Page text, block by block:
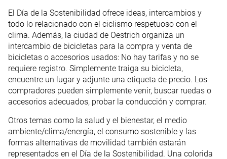
El Día de la Sostenibilidad ofrece ideas, intercambios y
todo lo relacionado con el ciclismo respetuoso con el
clima. Además, la ciudad de Oestrich organiza un
intercambio de bicicletas para la compra y venta de
bicicletas o accesorios usados: No hay tarifas y no se
requiere registro. Simplemente traiga su bicicleta,
encuentre un lugar y adjunte una etiqueta de precio. Los
compradores pueden simplemente venir, buscar ruedas o
accesorios adecuados, probar la conducción y comprar.
Otros temas como la salud y el bienestar, el medio
ambiente/clima/energía, el consumo sostenible y las
formas alternativas de movilidad también estarán
representados en el Día de la Sostenibilidad. Una colorida